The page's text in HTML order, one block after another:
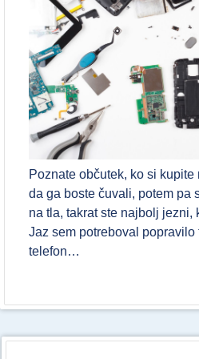
Poznate občutek, ko si
da ga boste čuvali, potem pa
na tla, takrat ste najbolj jezni,
Jaz sem potreboval popravilo
telefon…